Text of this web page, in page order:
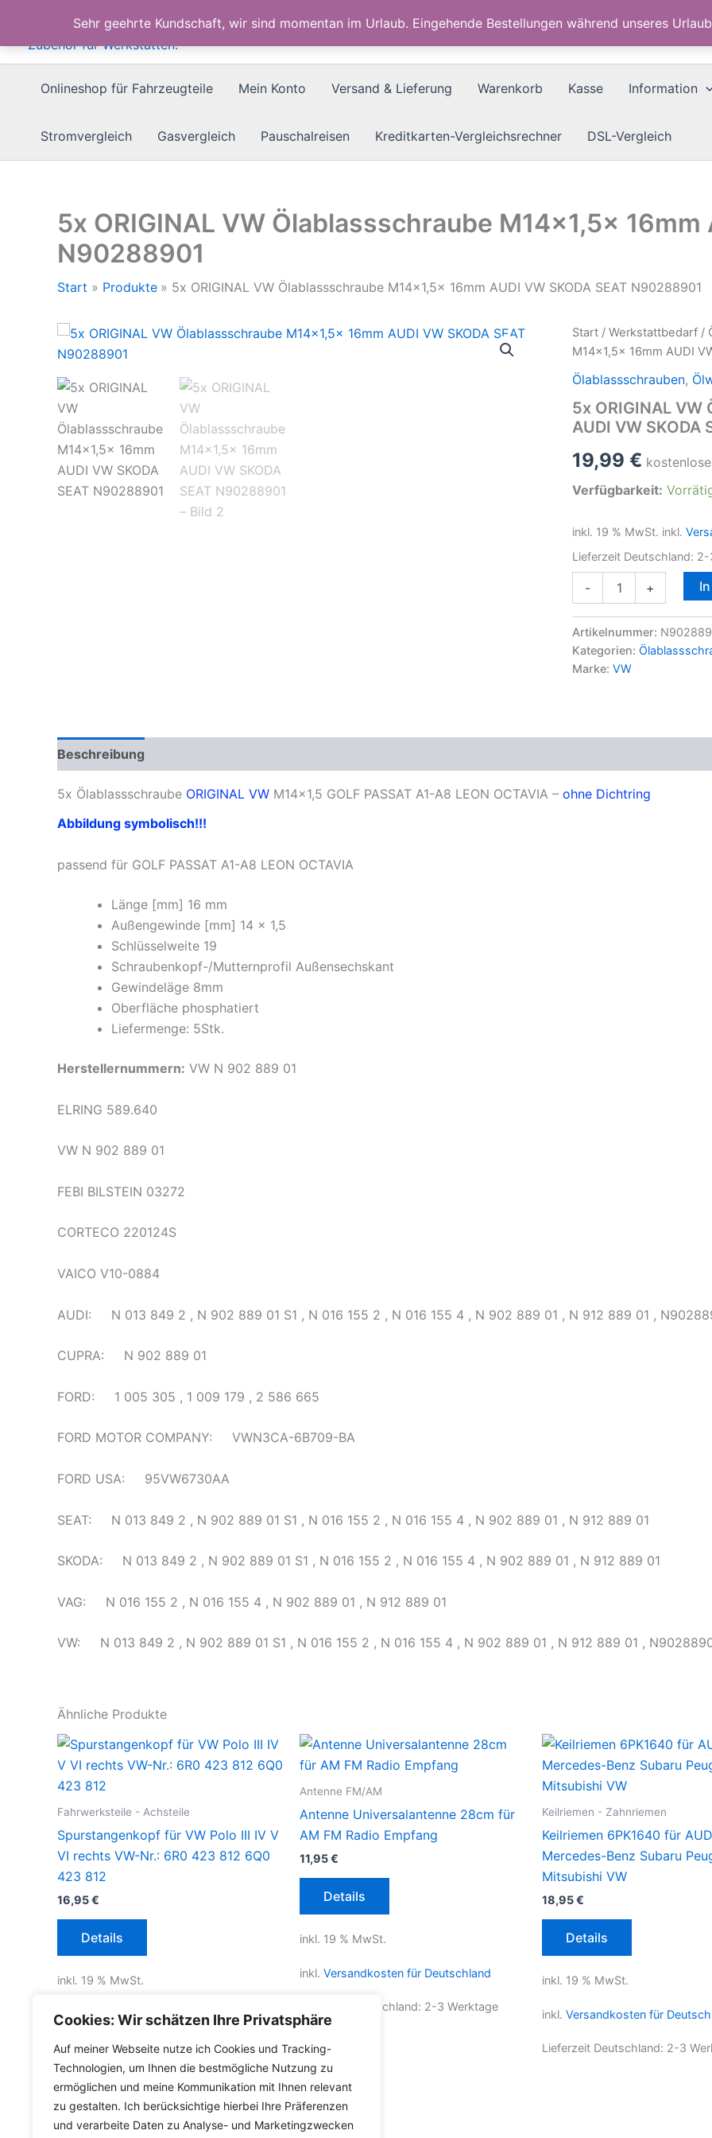
Cookies: Wir schätzen Ihre Privatsphäre
Auf meiner Webseite nutze ich Cookies und Tracking-
Technologien, um Ihnen die bestmögliche Nutzung zu
ermöglichen und meine Kommunikation mit Ihnen relevant
zu gestalten. Ich berücksichtige hierbei Ihre Präferenzen
und verarbeite Daten zu Analyse- und Marketingzwecken
Sehr geehrte Kundschaft, wir sind momentan im Urlaub. Eingehende Bestellungen während unseres
springen
Onlineshop für Fahrzeugteile Mein Konto Versand & Lieferung Warenkorb Kasse Information
Stromvergleich Gasvergleich Pauschalreisen Kreditkarten-Vergleichsrechner DSL-Vergleich
5x ORIGINAL VW Ölablassschraube M14x1,5x 16mm
N90288901
Start Produkte 5x ORIGINAL VW Ölablassschraube M14x1,5x 16mm AUDI VW SKODA SEAT N90288901
Start / Werkstattbedarf /
M14x1,5x 16mm AUDI
Ölablassschrauben,
5x ORIGINAL
AUDI VW SKODA
19,99 €
Verfügbarkeit:
inkl. 19 % MwSt. inkl.
Lieferzeit Deutschland: 2-
-
ORIGINAL
Ölablassschraube
16mm
AUDI
N90288901
+
Artikelnummer:
Kategorien:
Marke: VW
Beschreibung
5x Ölablassschraube ORIGINAL VW M14x1,5 GOLF PASSAT A1-A8 LEON OCTAVIA – ohne Dichtring
Abbildung symbolisch!!!
passend für GOLF PASSAT A1-A8 LEON OCTAVIA
Länge [mm] 16 mm
Außengewinde [mm] 14 x 1,5
Schlüsselweite 19
Schraubenkopf-/Mutternprofil Außensechskant
Gewindeläge 8mm
Oberfläche phosphatiert
Liefermenge: 5Stk.
Herstellernummern: VW N 902 889 01
ELRING 589.640
VW N 902 889 01
FEBI BILSTEIN 03272
CORTECO 220124S
VAICO V10-0884
AUDI: N 013 849 2 , N 902 889 01 S1 , N 016 155 2 , N 016 155 4 , N 902 889 01 , N 912 889 01 ,
CUPRA: N 902 889 01
FORD: 1 005 305 , 1 009 179 , 2 586 665
FORD MOTOR COMPANY: VWN3CA-6B709-BA
FORD USA: 95VW6730AA
SEAT: N 013 849 2 , N 902 889 01 S1 , N 016 155 2 , N 016 155 4 , N 902 889 01 , N 912 889 01
SKODA: N 013 849 2 , N 902 889 01 S1 , N 016 155 2 , N 016 155 4 , N 902 889 01 , N 912 889 01
VAG: N 016 155 2 , N 016 155 4 , N 902 889 01 , N 912 889 01
VW: N 013 849 2 , N 902 889 01 S1 , N 016 155 2 , N 016 155 4 , N 902 889 01 , N 912 889 01 ,
Ähnliche Produkte
Fahrwerksteile - Achsteile
Spurstangenkopf für VW Polo III IV V
VI rechts VW-Nr.: 6R0 423 812 6Q0
423 812
16,95€
Details
inkl. 19 % MwSt.
inkl. Versandkosten für Deutschland
Lieferzeit Deutschland:2-3 Werktage
Antenne FM/AM
Antenne Universalantenne 28cm für
AM FM Radio Empfang
11,95€
Details
inkl. 19 % MwSt.
inkl. Versandkosten für Deutschland
Lieferzeit Deutschland: 2-3 Werktage
Keilriemen - Zahnriemen
Keilriemen 6PK1640 für
Mercedes-Benz Subaru
Mitsubishi VW
18,95€
Details
inkl. 19 % MwSt.
inkl. Versandkosten für
Lieferzeit Deutschland: 2-3